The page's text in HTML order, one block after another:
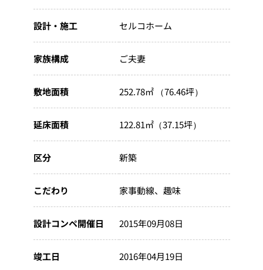
設計・施工 セルコホーム
家族構成 ご夫妻
敷地面積 252.78㎡ （76.46坪）
延床面積 122.81㎡（37.15坪）
区分 新築
こだわり 家事動線 趣味
設計コンペ開催日 2015年09月08日
竣工日 2016年04月19日